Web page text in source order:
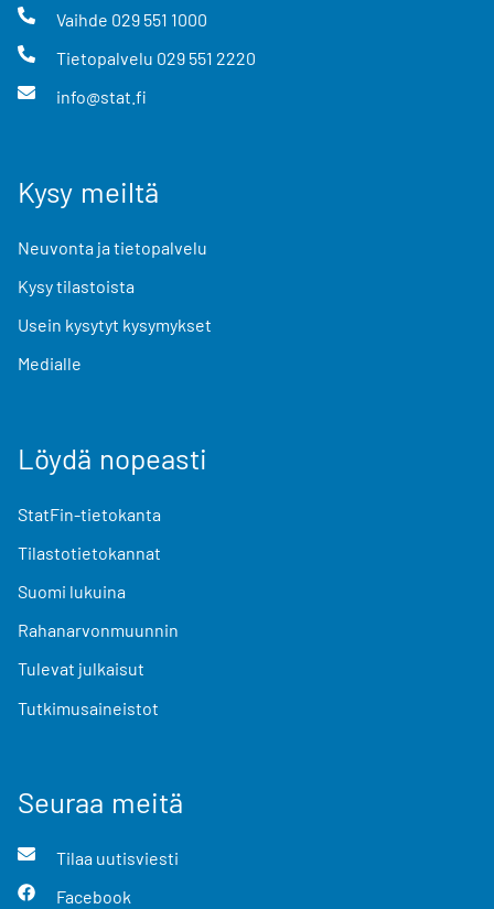
Vaihde 029 551 1000
Tietopalvelu 029 551 2220
info@stat.fi
Kysy meiltä
Neuvonta ja tietopalvelu
Kysy tilastoista
Usein kysytyt kysymykset
Medialle
Löydä nopeasti
StatFin-tietokanta
Tilastotietokannat
Suomi lukuina
Rahanarvonmuunnin
Tulevat julkaisut
Tutkimusaineistot
Seuraa meitä
Tilaa uutisviesti
Facebook